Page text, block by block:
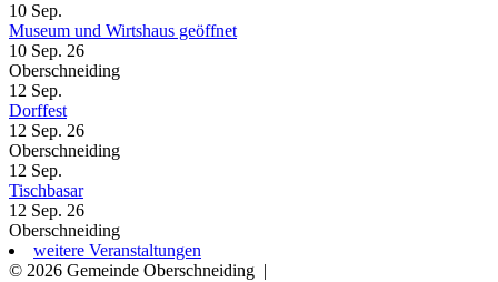
10 Sep.
Museum und Wirtshaus geöffnet
10 Sep. 26
Oberschneiding
12 Sep.
Dorffest
12 Sep. 26
Oberschneiding
12 Sep.
Tischbasar
12 Sep. 26
Oberschneiding
weitere Veranstaltungen
© 2026 Gemeinde Oberschneiding |